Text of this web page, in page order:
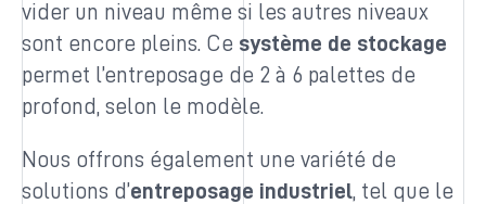
vider un niveau même si les autres niveaux
sont encore pleins. Ce système de stockage
permet l’entreposage de 2 à 6 palettes de
profond, selon le modèle.
Nous offrons également une variété de
solutions d’entreposage industriel, tel que le